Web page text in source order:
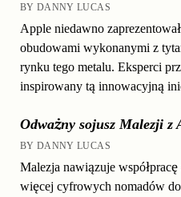
BY DANNY LUCAS
Apple niedawno
obudowami wykonanymi z
rynku tego metalu. Eksperci
inspirowany tą innowacyjną
Odważny sojusz Malezji z
BY DANNY LUCAS
Malezja nawiązuje
więcej cyfrowych nomadów